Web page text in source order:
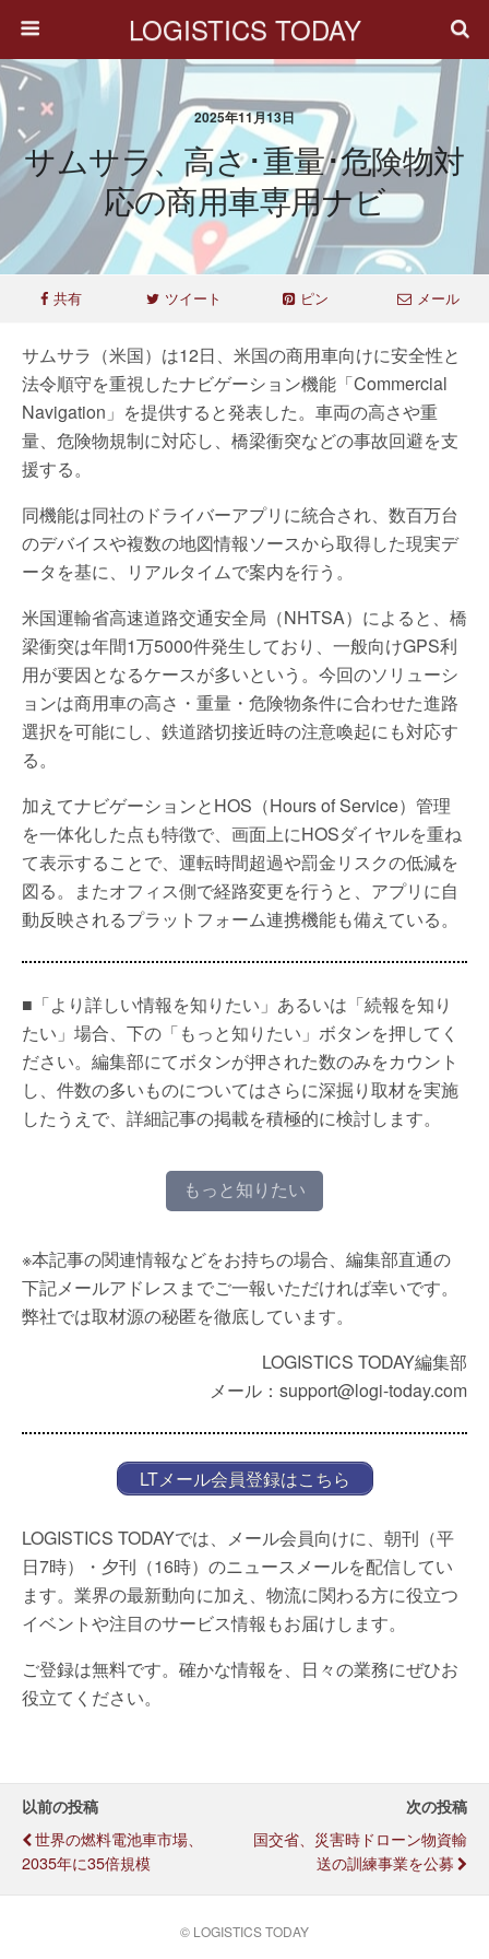
LOGISTICS TODAY
2025年11月13日
サムサラ、高さ･重量･危険物対
応の商用車専用ナビ
共有 ツイート ピン メール
サムサラ（米国）は12日、米国の商用車向けに安全性と
法令順守を重視したナビゲーション機能「Commercial
Navigation」を提供すると発表した。車両の高さや重
量、危険物規制に対応し、橋梁衝突などの事故回避を支
援する。
同機能は同社のドライバーアプリに統合され、数百万台
のデバイスや複数の地図情報ソースから取得した現実デ
ータを基に、リアルタイムで案内を行う。
米国運輸省高速道路交通安全局（NHTSA）によると、橋
梁衝突は年間1万5000件発生しており、一般向けGPS利
用が要因となるケースが多いという。今回のソリューシ
ョンは商用車の高さ・重量・危険物条件に合わせた進路
選択を可能にし、鉄道踏切接近時の注意喚起にも対応す
る。
加えてナビゲーションとHOS（Hours of Service）管理
を一体化した点も特徴で、画面上にHOSダイヤルを重ね
て表示することで、運転時間超過や罰金リスクの低減を
図る。またオフィス側で経路変更を行うと、アプリに自
動反映されるプラットフォーム連携機能も備えている。
■「より詳しい情報を知りたい」あるいは「続報を知り
たい」場合、下の「もっと知りたい」ボタンを押してく
ださい。編集部にてボタンが押された数のみをカウント
し、件数の多いものについてはさらに深掘り取材を実施
したうえで、詳細記事の掲載を積極的に検討します。
もっと知りたい
※本記事の関連情報などをお持ちの場合、編集部直通の
下記メールアドレスまでご一報いただければ幸いです。
弊社では取材源の秘匿を徹底しています。
LOGISTICS TODAY編集部
メール：support@logi-today.com
LTメール会員登録はこちら
LOGISTICS TODAYでは、メール会員向けに、朝刊（平
日7時）・夕刊（16時）のニュースメールを配信してい
ます。業界の最新動向に加え、物流に関わる方に役立つ
イベントや注目のサービス情報もお届けします。
ご登録は無料です。確かな情報を、日々の業務にぜひお
役立てください。
以前の投稿
世界の燃料電池車市場、
2035年に35倍規模
次の投稿
国交省、災害時ドローン物資輸
送の訓練事業を公募
© LOGISTICS TODAY